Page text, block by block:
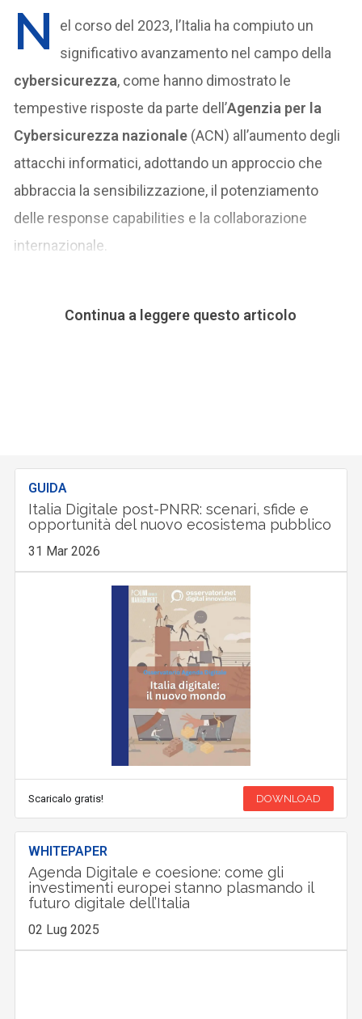
N
el corso del 2023, l’Italia ha compiuto un
significativo avanzamento nel campo della
cybersicurezza, come hanno dimostrato le
tempestive risposte da parte dell’Agenzia per la
Cybersicurezza nazionale (ACN) all’aumento degli
attacchi informatici, adottando un approccio che
abbraccia la sensibilizzazione, il potenziamento
delle response capabilities e la collaborazione
internazionale.
Continua a leggere questo articolo
GUIDA
Italia Digitale post-PNRR: scenari, sfide e
opportunità del nuovo ecosistema pubblico
31 Mar 2026
Scaricalo gratis! DOWNLOAD
WHITEPAPER
Agenda Digitale e coesione: come gli
investimenti europei stanno plasmando il
futuro digitale dell’Italia
02 Lug 2025